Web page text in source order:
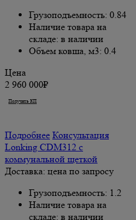
Грузоподъемность: 0.84
Наличие товара на
складе: в наличии
Объем ковша, м3: 0.4
Цена
2 960 000₽
Получить КП
Подробнее Консультация
Lonking CDM312 с
коммунальной щеткой
Доставка: цена по запросу
Грузоподъемность: 1.2
Наличие товара на
складе: в наличии